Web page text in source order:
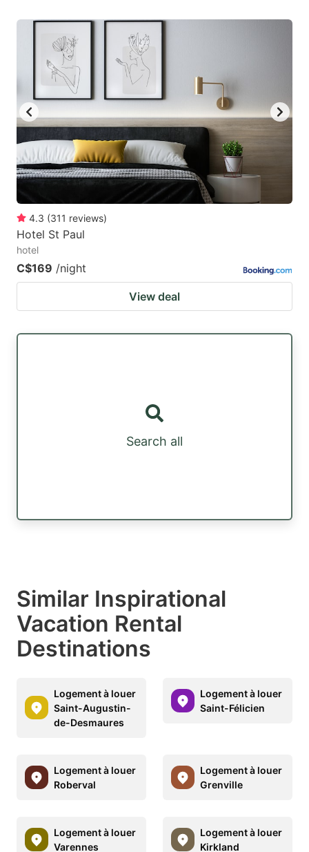
4.3 (311 reviews)
Hotel St Paul
hotel
C$169 /night
View deal
Search all
Similar Inspirational
Vacation Rental
Destinations
Logement à louer
Saint-Augustin-
de-Desmaures
Logement à louer
Saint-Félicien
Logement à louer
Roberval
Logement à louer
Grenville
Logement à louer
Varennes
Logement à louer
Kirkland